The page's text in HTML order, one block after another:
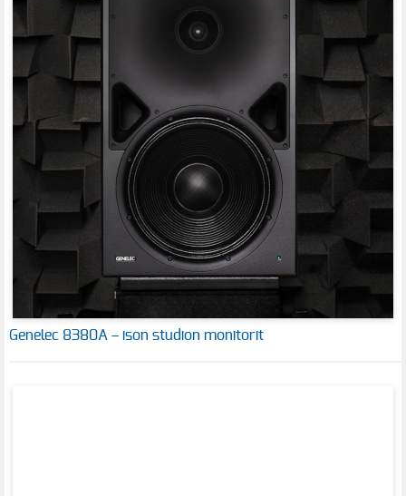
Genelec 8380A – ison studion monitorit